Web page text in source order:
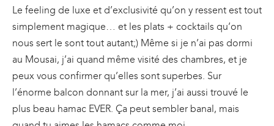
Le feeling de luxe et d’exclusivité qu’on y ressent est tout
simplement magique… et les plats + cocktails qu’on
nous sert le sont tout autant;) Même si je n’ai pas dormi
au Mousai, j’ai quand même visité des chambres, et je
peux vous confirmer qu’elles sont superbes. Sur
l’énorme balcon donnant sur la mer, j’ai aussi trouvé le
plus beau hamac EVER. Ça peut sembler banal, mais